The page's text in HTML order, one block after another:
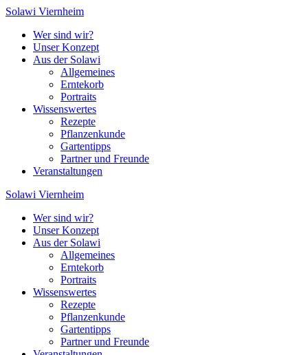
Zum
springen
Solawi Viernheim
Wer sind wir?
Unser Konzept
Aus der Solawi
Allgemeines
Erntekorb
Portraits
Wissenswertes
Rezepte
Pflanzenkunde
Gartentipps
Partner und Freunde
Veranstaltungen
Solawi Viernheim
Wer sind wir?
Unser Konzept
Aus der Solawi
Allgemeines
Erntekorb
Portraits
Wissenswertes
Rezepte
Pflanzenkunde
Gartentipps
Partner und Freunde